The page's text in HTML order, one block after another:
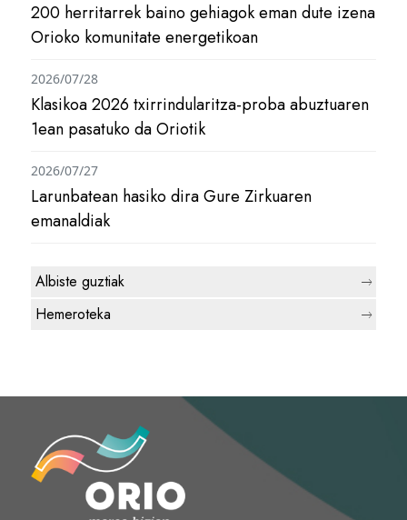
200 herritarrek baino gehiagok eman dute izena
Orioko komunitate energetikoan
Klasikoa 2026 txirrindularitza-proba abuztuaren
1ean pasatuko da Oriotik
2026/07/28
Larunbatean hasiko dira Gure Zirkuaren
emanaldiak
2026/07/27
Albiste guztiak
Hemeroteka